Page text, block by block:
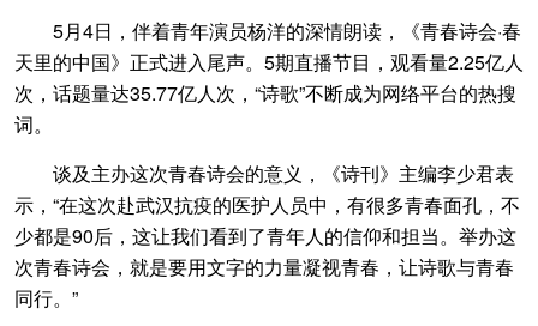
5月4日，伴着青年演员杨洋的深情朗读，《青春诗会·春
天里的中国》正式进入尾声。5期直播节目，观看量2.25亿人
次，话题量达35.77亿人次，“诗歌”不断成为网络平台的热搜
词。
谈及主办这次青春诗会的意义，《诗刊》主编李少君表
示，“在这次赴武汉抗疫的医护人员中，有很多青春面孔，不
少都是90后，这让我们看到了青年人的信仰和担当。举办这
次青春诗会，就是要用文字的力量凝视青春，让诗歌与青春
同行。”